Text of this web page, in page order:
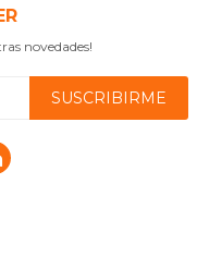
novedades!
SUSCRIBIRME